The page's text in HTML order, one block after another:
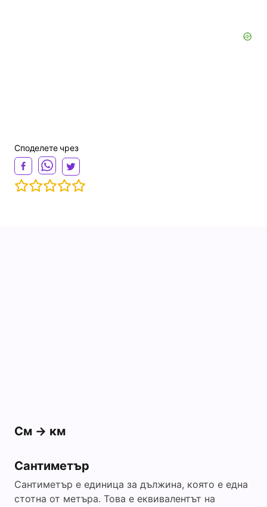
Споделете чрез
См -> км
Сантиметър
Сантиметър е единица за дължина, която е една
стотна от метъра. Това е еквивалентът на